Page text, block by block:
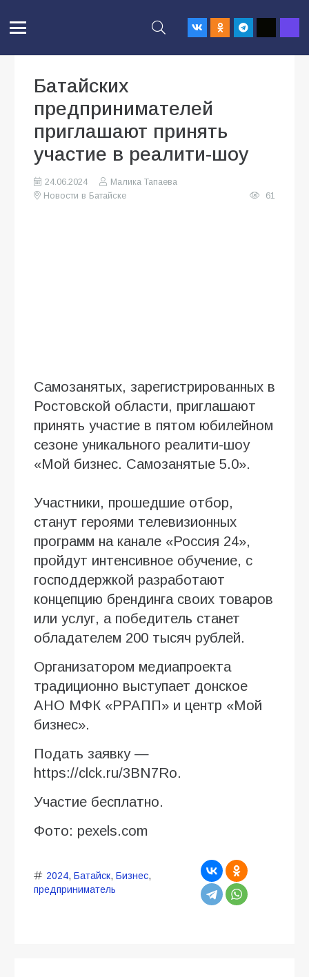
Батайских
предпринимателей
приглашают принять
участие в реалити-шоу
24.06.2024
Малика Тапаева
Новости в Батайске
61
Самозанятых, зарегистрированных в
Ростовской области, приглашают
принять участие в пятом юбилейном
сезоне уникального реалити-шоу
«Мой бизнес. Самозанятые 5.0».
Участники, прошедшие отбор,
станут героями телевизионных
программ на канале «Россия 24»,
пройдут интенсивное обучение, с
господдержкой разработают
концепцию брендинга своих товаров
или услуг, а победитель станет
обладателем 200 тысяч рублей.
Организатором медиапроекта
традиционно выступает донское
АНО МФК «РРАПП» и центр «Мой
бизнес».
Подать заявку —
https://clck.ru/3BN7Ro.
Участие бесплатно.
Фото: pexels.com
2024, Батайск, Бизнес,
предприниматель